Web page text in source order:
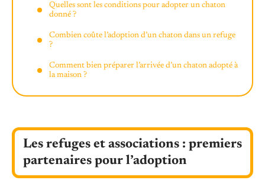
Quelles sont les conditions pour adopter un chaton
donné ?
Combien coûte l’adoption d’un chaton dans un refuge
?
Comment bien préparer l’arrivée d’un chaton adopté à
la maison ?
Les refuges et associations : premiers
partenaires pour l’adoption